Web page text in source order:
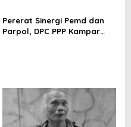
Kampar, Pemred – Pimum
Metroterkini.id Desak Usut
Kasus Ini
Pererat Sinergi Pemd dan
Parpol, DPC PPP Kampar